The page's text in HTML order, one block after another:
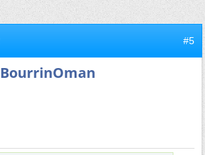
#5
BourrinOman